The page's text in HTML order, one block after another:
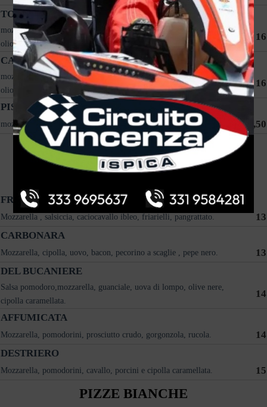
TONNARA
mozzarella, tonno, cipolla caramellata, uovo sodo, lattuga, pomodoro e
olio evo.
16
CALIENTE
mozzarella, cacio fresco ragusano, salame piccante, anduia, melanzane e
olio evo.
16
PISTACCHIOSA
mozzarella, stracciatella, mortadella, pesto di pistacchio e olio evo. 16,50
PIZZE FARINA DI CARRUBA
FRIARIELLI
Mozzarella , salsiccia, caciocavallo ibleo, friarielli, pangrattato.
13
CARBONARA
Mozzarella, cipolla, uovo, bacon, pecorino a scaglie , pepe nero.
13
DEL BUCANIERE
Salsa pomodoro,mozzarella, guanciale, uova di lompo, olive nere,
cipolla caramellata.
14
AFFUMICATA
Mozzarella, pomodorini, prosciutto crudo, gorgonzola, rucola.
14
DESTRIERO
Mozzarella, pomodorini, cavallo, porcini e cipolla caramellata. 15
PIZZE BIANCHE